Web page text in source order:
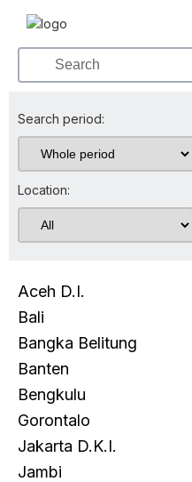
Search period:
Location:
Aceh D.I.
Bali
Bangka Belitung
Banten
Bengkulu
Gorontalo
Jakarta D.K.I.
Jambi